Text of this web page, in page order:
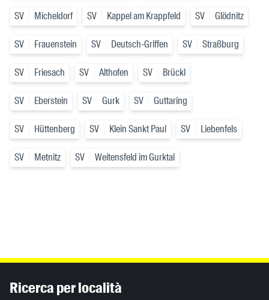
SV Micheldorf SV Kappel am Krappfeld SV Glödnitz
SV Frauenstein SV Deutsch-Griffen SV Straßburg
SV Friesach SV Althofen SV Brückl
SV Eberstein SV Gurk SV Guttaring
SV Hüttenberg SV Klein Sankt Paul SV Liebenfels
SV Metnitz SV Weitensfeld im Gurktal
Ricerca per località